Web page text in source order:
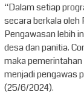
“Dalam setiap
secara berkala oleh
Pengawasan lebih
desa dan panitia.
maka
menjadi pengawas
(25/6/2024).